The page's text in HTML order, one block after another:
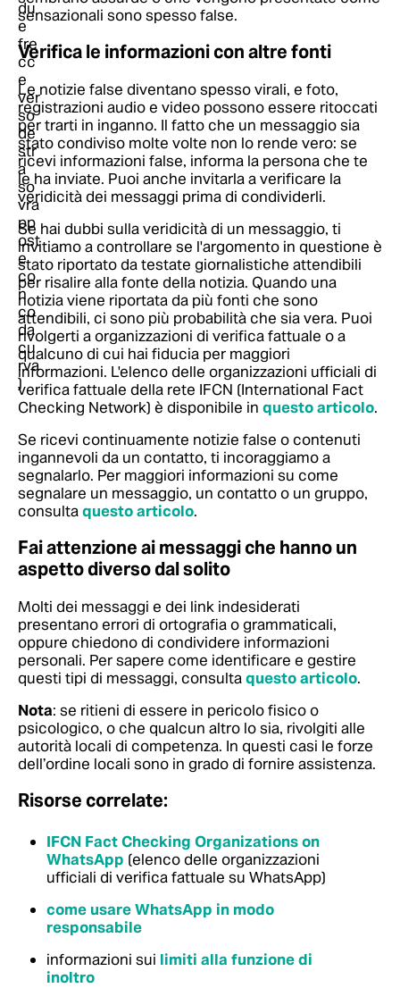
sensazionali sono spesso false.
Verifica le informazioni con altre fonti
Le notizie false diventano spesso virali, e foto,
registrazioni audio e video possono essere ritoccati
per trarti in inganno. Il fatto che un messaggio sia
stato condiviso molte volte non lo rende vero: se
ricevi informazioni false, informa la persona che te
le ha inviate. Puoi anche invitarla a verificare la
veridicità dei messaggi prima di condividerli.
Se hai dubbi sulla veridicità di un messaggio, ti
invitiamo a controllare se l'argomento in questione è
stato riportato da testate giornalistiche attendibili
per risalire alla fonte della notizia. Quando una
notizia viene riportata da più fonti che sono
attendibili, ci sono più probabilità che sia vera. Puoi
rivolgerti a organizzazioni di verifica fattuale o a
qualcuno di cui hai fiducia per maggiori
informazioni. L'elenco delle organizzazioni ufficiali di
verifica fattuale della rete IFCN (International Fact
Checking Network) è disponibile in questo articolo.
Se ricevi continuamente notizie false o contenuti
ingannevoli da un contatto, ti incoraggiamo a
segnalarlo. Per maggiori informazioni su come
segnalare un messaggio, un contatto o un gruppo,
consultaquesto articolo.
Fai attenzione ai messaggi che hanno un
aspetto diverso dal solito
Molti dei messaggi e dei link indesiderati
presentano errori di ortografia o grammaticali,
oppure chiedono di condividere informazioni
personali. Per sapere come identificare e gestire
questi tipi di messaggi, consultaquesto articolo.
Nota: se ritieni di essere in pericolo fisico o
psicologico, o che qualcun altro lo sia, rivolgiti alle
autorità locali di competenza. In questi casi le forze
dell’ordine locali sono in grado di fornire assistenza.
Risorse correlate:
IFCN Fact Checking Organizations on
WhatsApp (elenco delle organizzazioni
ufficiali di verifica fattuale su WhatsApp)
come usare WhatsApp in modo
responsabile
informazioni sui limiti alla funzione di
inoltro